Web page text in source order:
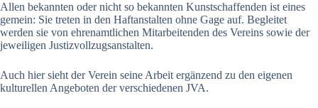
Allen bekannten oder nicht so bekannten Kunstschaffenden ist eines
gemein: Sie treten in den Haftanstalten ohne Gage auf. Begleitet
werden sie von ehrenamtlichen Mitarbeitenden des Vereins sowie der
jeweiligen Justizvollzugsanstalten.
Auch hier sieht der Verein seine Arbeit ergänzend zu den eigenen
kulturellen Angeboten der verschiedenen JVA.